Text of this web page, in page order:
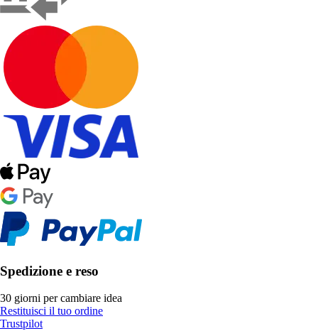
Spedizione e reso
30 giorni per cambiare idea
Restituisci il tuo ordine
Trustpilot